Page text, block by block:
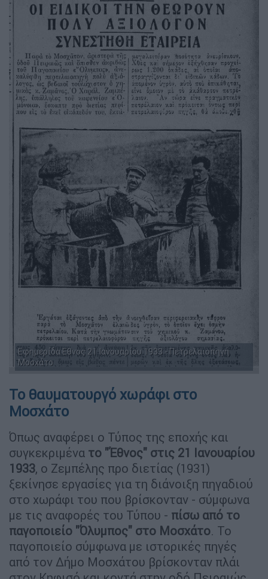
Eφημερίδα Εθνος 21 Ιανουαρίου 1933 - Πετρελαιοπηγή
Μοσχάτο
Το θαυματουργό χωράφι στο
Μοσχάτο
Όπως αναφέρει ο Τύπος της εποχής και
συγκεκριμένα το "Έθνος" στις 21 Ιανουαρίου
1933, ο Ζεμπέλης προ διετίας (1931)
ξεκίνησε εργασίες για τη διάνοιξη πηγαδιού
στο χωράφι του που βρίσκονταν - σύμφωνα
με τις αναφορές του Τύπου - πίσω από το
παγοποιείο "Όλυμπος" στο Μοσχάτο. Το
παγοποιείο σύμφωνα με ιστορικές πηγές
από τον Δήμο Μοσχάτου βρίσκονταν πλάι